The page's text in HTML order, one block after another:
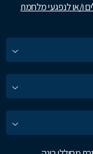
ו/או לנפגעי מלחמת